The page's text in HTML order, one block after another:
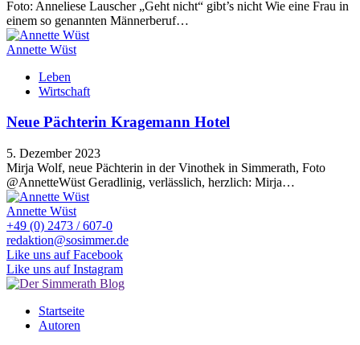
Foto: Anneliese Lauscher „Geht nicht“ gibt’s nicht Wie eine Frau in
einem so genannten Männerberuf…
Annette Wüst
Leben
Wirtschaft
Neue Pächterin Kragemann Hotel
5. Dezember 2023
Mirja Wolf, neue Pächterin in der Vinothek in Simmerath, Foto
@AnnetteWüst Geradlinig, verlässlich, herzlich: Mirja…
Annette Wüst
+49 (0) 2473 / 607-0
redaktion@sosimmer.de
Like uns auf Facebook
Like uns auf Instagram
Startseite
Autoren